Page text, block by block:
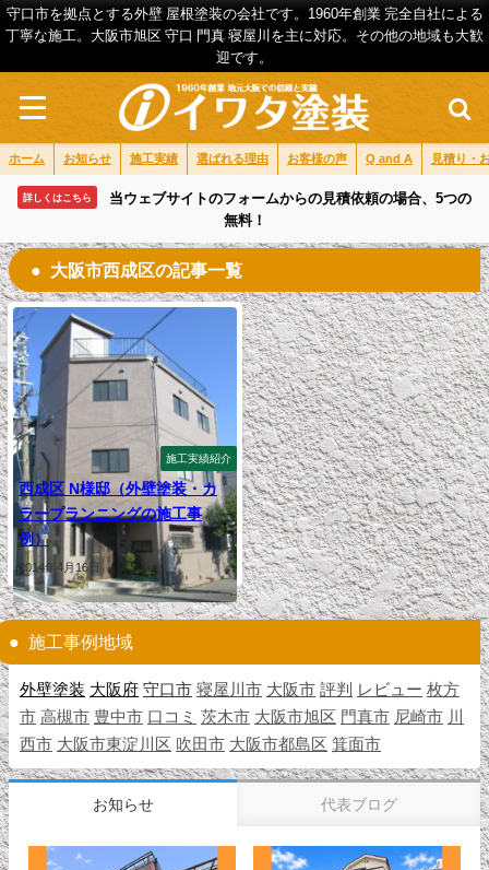
守口市を拠点とする外壁 屋根塗装の会社です。1960年創業 完全自社による
丁寧な施工。大阪市旭区 守口 門真 寝屋川を主に対応。その他の地域も大歓
迎です。
ホーム お知らせ 施工実績 選ばれる理由 お客様の声 Q and A 見積り・
詳しくはこちら
当ウェブサイトのフォームからの見積依頼の場合、5つの
無料！
大阪市西成区の記事一覧
施工実績紹介
西成区 N様邸（外壁塗装・カ
ラープランニングの施工事
例）
2014年4月16日
施工事例地域
外壁塗装 大阪府 守口市 寝屋川市 大阪市 評判 レビュー 枚方
市 高槻市 豊中市 口コミ 茨木市 大阪市旭区 門真市 尼崎市 川
西市 大阪市東淀川区 吹田市 大阪市都島区 箕面市
お知らせ 代表ブログ